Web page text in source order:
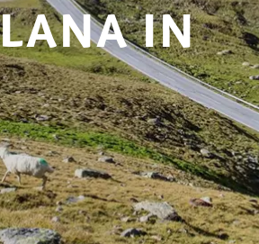
IN